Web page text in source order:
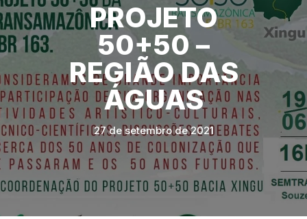
PROJETO
50+50 –
REGIÃO DAS
ÁGUAS
27 de setembro de 2021